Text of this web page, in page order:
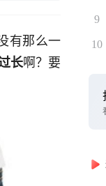
有那么一
长啊？要
9
10